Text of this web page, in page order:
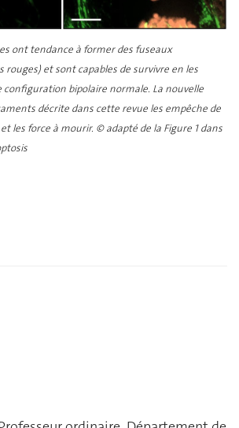
ont tendance à former des fuseaux
rouges) et sont capables de survivre en les
configuration bipolaire normale. La nouvelle
décrite dans cette revue les empêche de
les force à mourir. © adapté de la Figure 1 dans